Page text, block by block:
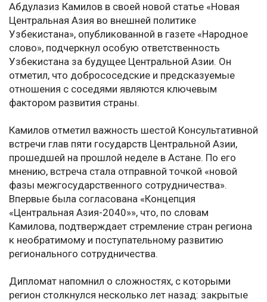
Абдулазиз Камилов в своей новой статье «Новая
Центральная Азия во внешней политике
Узбекистана», опубликованной в газете «Народное
слово», подчеркнул особую ответственность
Узбекистана за будущее Центральной Азии. Он
отметил, что добрососедские и предсказуемые
отношения с соседями являются ключевым
фактором развития страны.
Камилов отметил важность шестой Консультативной
встречи глав пяти государств Центральной Азии,
прошедшей на прошлой неделе в Астане. По его
мнению, встреча стала отправной точкой «новой
фазы межгосударственного сотрудничества».
Впервые была согласована «Концепция
«Центральная Азия-2040»», что, по словам
Камилова, подтверждает стремление стран региона
к необратимому и поступательному развитию
регионального сотрудничества.
Дипломат напомнил о сложностях, с которыми
регион столкнулся несколько лет назад: закрытые